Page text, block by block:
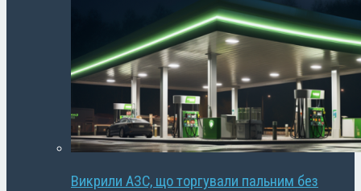
Викрили АЗС, що торгували пальним без